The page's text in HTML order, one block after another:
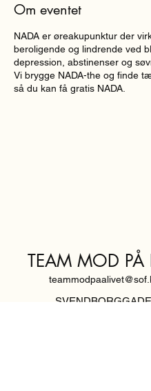
Om eventet
NADA er øreakupunktur der
beroligende og lindrende ved
depression, abstinenser og
Vi brygge NADA-the og finde
så du kan få gratis NADA.
TEAM MOD PÅ
SVENDBORGGADE